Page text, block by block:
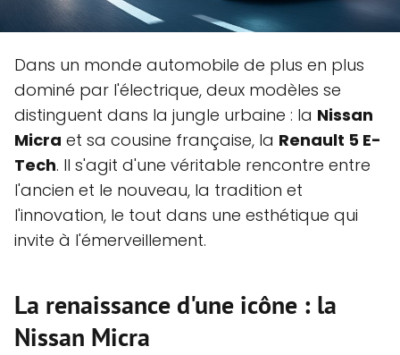
Dans un monde automobile de plus en plus
dominé par l'électrique, deux modèles se
distinguent dans la jungle urbaine : la Nissan
Micra et sa cousine française, la Renault 5 E-
Tech. Il s'agit d'une véritable rencontre entre
l'ancien et le nouveau, la tradition et
l'innovation, le tout dans une esthétique qui
invite à l'émerveillement.
La renaissance d'une icône : la
Nissan Micra